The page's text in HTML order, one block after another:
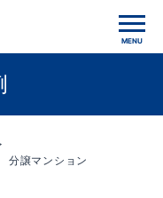
譲マンション